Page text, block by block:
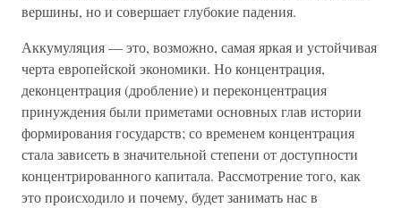
вершины, но и совершает глубокие падения.
Аккумуляция — это, возможно, самая яркая и устойчивая
черта европейской экономики. Но концентрация,
деконцентрация (дробление) и переконцентрация
принуждения были приметами основных глав истории
формирования государств; со временем концентрация
стала зависеть в значительной степени от доступности
концентрированного капитала. Рассмотрение того, как
это происходило и почему, будет занимать нас в